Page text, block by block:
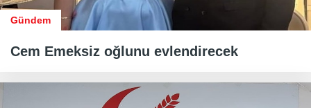
Gündem
Cem Emeksiz oğlunu evlendirecek